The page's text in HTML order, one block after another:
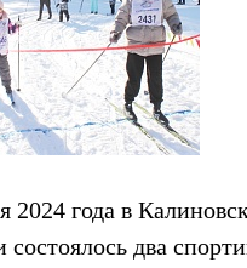
2024 года в
состоялось два